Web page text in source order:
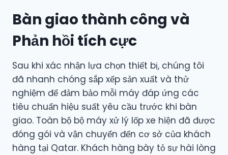
Bàn giao thành công và
Phản hồi tích cực
Sau khi xác nhận lựa chọn thiết bị, chúng tôi
đã nhanh chóng sắp xếp sản xuất và thử
nghiệm để đảm bảo mỗi máy đáp ứng các
tiêu chuẩn hiệu suất yêu cầu trước khi bàn
giao. Toàn bộ bộ máy xử lý lốp xe hiện đã được
đóng gói và vận chuyển đến cơ sở của khách
hàng tại Qatar. Khách hàng bày tỏ sự hài lòng